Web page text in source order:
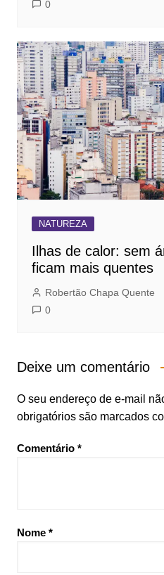
0
NATUREZA
Ilhas de calor: sem
ficam mais quentes
Robertão Chapa Quente
0
Deixe um comentário
O seu endereço de e-mail
obrigatórios são marcados
Comentário *
Nome *